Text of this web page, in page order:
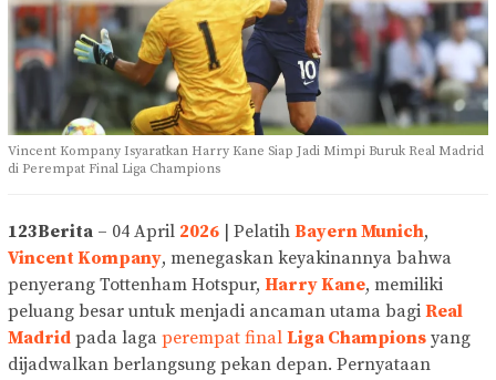
Vincent Kompany Isyaratkan Harry Kane Siap Jadi Mimpi Buruk Real Madrid
di Perempat Final Liga Champions
123Berita – 04 April 2026 | Pelatih Bayern Munich,
Vincent Kompany, menegaskan keyakinannya bahwa
penyerang Tottenham Hotspur, Harry Kane, memiliki
peluang besar untuk menjadi ancaman utama bagi Real
Madrid pada laga perempat final Liga Champions yang
dijadwalkan berlangsung pekan depan. Pernyataan